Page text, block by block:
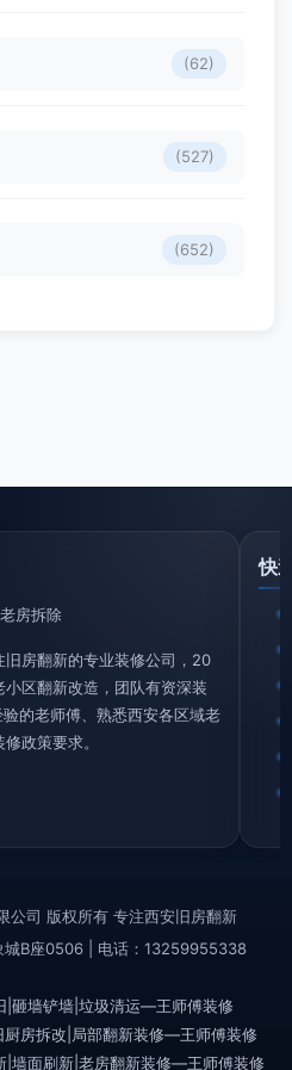
(62)
(527)
(652)
房拆除
房翻新的专业装修公司，20
区翻新改造，团队有资深装
的老师傅、熟悉西安各区域老
政策要求。
快
司 版权所有 专注西安旧房翻新
城B座0506 | 电话：13259955338
|砸墙铲墙|垃圾清运—王师傅装修
房拆改|局部翻新装修—王师傅装修
|墙面刷新|老房翻新装修—王师傅装修